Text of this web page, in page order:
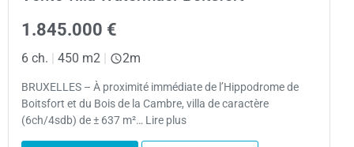
1.845.000 €
6 ch. | 450 m2 | 2m
BRUXELLES – À proximité immédiate de l’Hippodrome de
Boitsfort et du Bois de la Cambre, villa de caractère
(6ch/4sdb) de ± 637 m²… Lire plus